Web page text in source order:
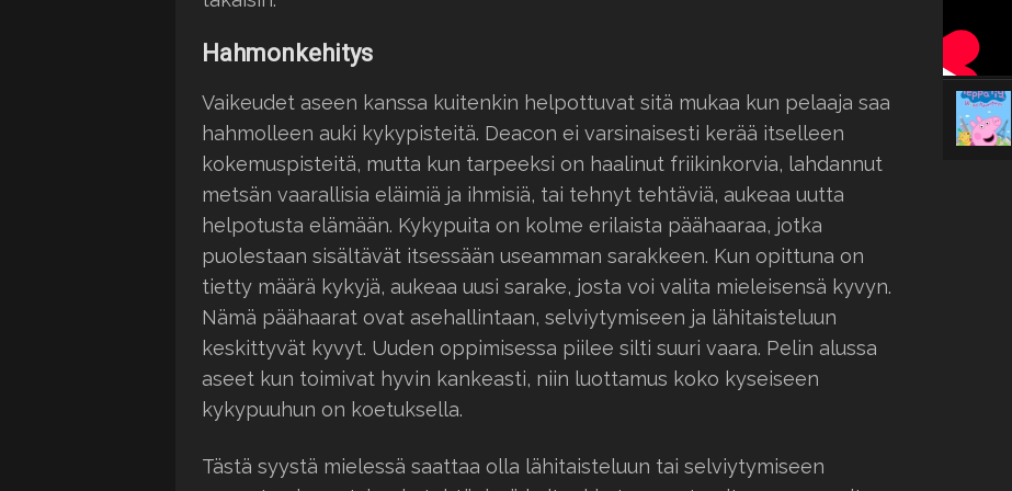
Hahmonkehitys
Vaikeudet aseen kanssa kuitenkin helpottuvat sitä mukaa kun pelaaja saa
hahmolleen auki kykypisteitä. Deacon ei varsinaisesti kerää itselleen
kokemuspisteitä, mutta kun tarpeeksi on haalinut friikinkorvia, lahdannut
metsän vaarallisia eläimiä ja ihmisiä, tai tehnyt tehtäviä, aukeaa uutta
helpotusta elämään. Kykypuita on kolme erilaista päähaaraa, jotka
puolestaan sisältävät itsessään useamman sarakkeen. Kun opittuna on
tietty määrä kykyjä, aukeaa uusi sarake, josta voi valita mieleisensä kyvyn.
Nämä päähaarat ovat asehallintaan, selviytymiseen ja lähitaisteluun
keskittyvät kyvyt. Uuden oppimisessa piilee silti suuri vaara. Pelin alussa
aseet kun toimivat hyvin kankeasti, niin luottamus koko kyseiseen
kykypuuhun on koetuksella.
Tästä syystä mielessä saattaa olla lähitaisteluun tai selviytymiseen